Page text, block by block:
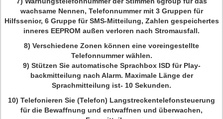
wachsame Nennen, Telefonnummer mit 3 Gruppen für
Hilfssenior, 6 Gruppe für SMS-Mitteilung, Zahlen gespeichertes
inneres EEPROM außen verloren nach Stromausfall.
8) Verschiedene Zonen können eine voreingestellte
Telefonnummer wählen.
9) Stützen Sie automatische Sprachbox ISD für Play-
backmitteilung nach Alarm. Maximale Länge der
Sprachmitteilung ist- 10 Sekunden.
10) Telefonieren Sie (Telefon) Langstreckentelefonsteuerung
für die Bewaffnung und entwaffnen und überwachen,